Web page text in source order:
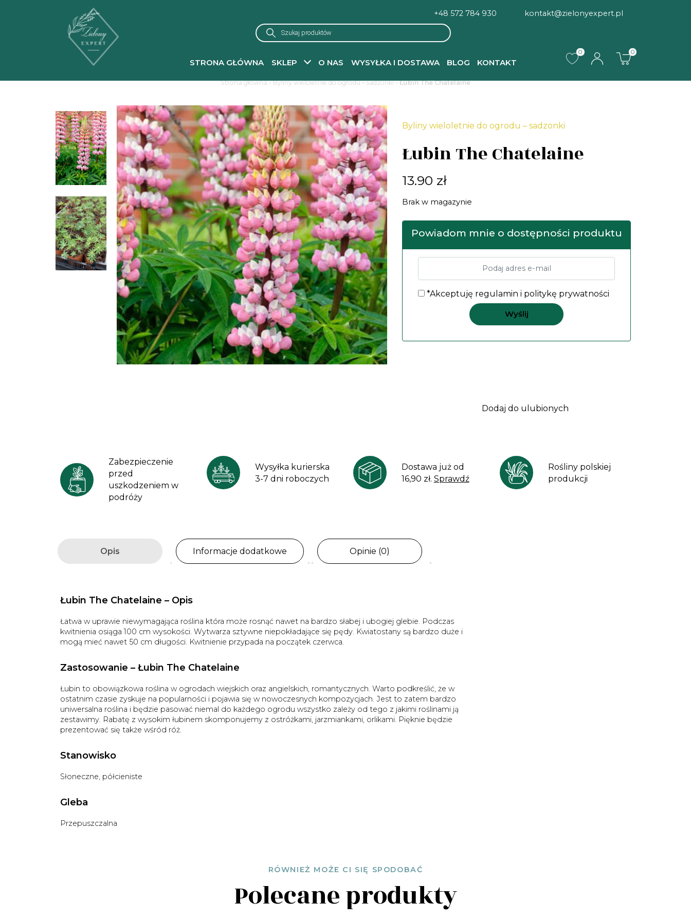
+48 572 784 930
kontakt@zielonyexpert.pl
Wyszukiwarka
produktów
STRONA GŁÓWNA SKLEP O NAS WYSYŁKA I DOSTAWA BLOG KONTAKT
0 0
Strona główna-Byliny wieloletnie do ogrodu – sadzonki- Łubin The Chatelaine
Byliny wieloletnie do ogrodu – sadzonki
Łubin The Chatelaine
13.90 zł
Brak w magazynie
Powiadom mnie o dostępności produktu
*Akceptuję regulamin i politykę prywatności
Dodaj do ulubionych
Zabezpieczenie
przed
uszkodzeniem w
podróży
Wysyłka kurierska
3-7 dni roboczych
Dostawa już od
16,90 zł. Sprawdź
Rośliny polskiej
produkcji
Opis Informacje dodatkowe Opinie (0)
Łubin The Chatelaine – Opis
Łatwa w uprawie niewymagająca roślina która może rosnąć nawet na bardzo słabej i ubogiej glebie. Podczas
kwitnienia osiąga 100 cm wysokości. Wytwarza sztywne niepokładające się pędy. Kwiatostany są bardzo duże i
mogą mieć nawet 50 cm długości. Kwitnienie przypada na początek czerwca.
Zastosowanie – Łubin The Chatelaine
Łubin to obowiązkowa roślina w ogrodach wiejskich oraz angielskich, romantycznych. Warto podkreślić, że w
ostatnim czasie zyskuje na popularności i pojawia się w nowoczesnych kompozycjach. Jest to zatem bardzo
uniwersalna roślina i będzie pasować niemal do każdego ogrodu wszystko zależy od tego z jakimi roślinami ją
zestawimy. Rabatę z wysokim łubinem skomponujemy z ostróżkami, jarzmiankami, orlikami. Pięknie będzie
prezentować się także wśród róż.
Stanowisko
Słoneczne, półcieniste
Gleba
Przepuszczalna
RÓWNIEŻ MOŻE CI SIĘ SPODOBAĆ
Polecane produkty